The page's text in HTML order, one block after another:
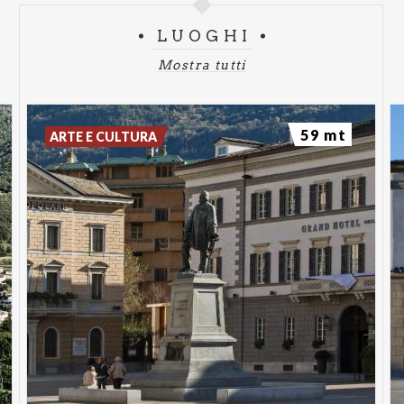
scenari immaginifici, musiche e canzoni.
5 novembre 2025 -VETTE DI LIBERTÀ – Donne
che sfidarono le Alpi
Una narrazione avvincente che racconta la vita e le
imprese delle pioniere dell’alpinismo dell’800, donne che
hanno sfidato i limiti imposti dalla società per
conquistare le vette più alte delle Alpi.
A cura di
Stefania Casini: autrice, regista e interprete.
Ingresso libero fino a esaurimento posti
8 novembre 2025 - Le Orme "Trilogy 1971/1973"
Lo spettacolo celebra il loro 60° compleanno è un
omaggio ai tre album più importanti della storia
musicale della band veneziana: Collage 1971 - Uomo
LUOGHI
Mostra tutti
ARTE E CULTURA 59 mt